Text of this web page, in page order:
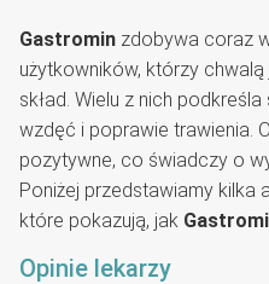
Gastromin zdobywa coraz
użytkowników, którzy
skład. Wielu z nich
wzdęć i poprawie trawienia.
pozytywne, co świadczy o
Poniżej przedstawiamy kilka
które pokazują, jak
Opinie lekarzy